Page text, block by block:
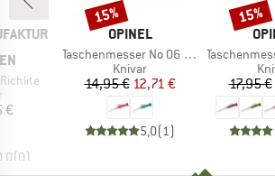
€
(0)
VARUMÄRKE
OPINEL
Produkter
Taschenmesser No 06 Colorama
Produktgrupp
Knivar
Pris
14,95 €Reducerat pris
12,71 €
5,0(1 )
Rabatt
15%
Produkter
Taschenmesser
17,95 €
Rabatt
15%